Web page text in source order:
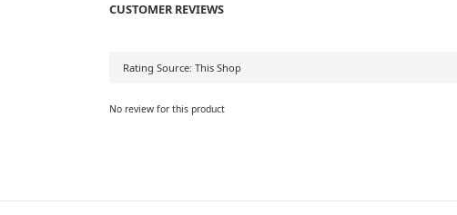
CUSTOMER REVIEWS
No review for this product